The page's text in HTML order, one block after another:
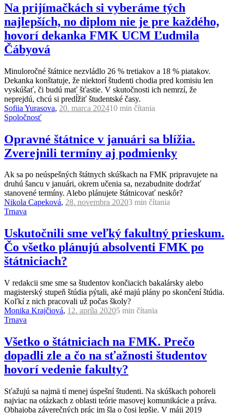
Na prijímačkách si vyberáme tých
najlepších, no diplom nie je pre každého,
hovorí dekanka FMK UCM Ľudmila
Čábyová
Minuloročné štátnice nezvládlo 26 % tretiakov a 18 % piatakov.
Dekanka konštatuje, že niektorí študenti chodia pred komisiu len
vyskúšať, či budú mať šťastie. V skutočnosti ich nemrzí, že
neprejdú, chcú si predĺžiť študentské časy.
Sofiia Yurasova, 20. marca 202410 min čítania
Spoločnosť
Opravné štátnice v januári sa blížia.
Zverejnili termíny aj podmienky
Ak sa po neúspešných štátnych skúškach na FMK pripravujete na
druhú šancu v januári, okrem učenia sa, nezabudnite dodržať
stanovené termíny. Alebo plánujete štátnicovať neskôr?
Nikola Capeková, 28. novembra 20203 min čítania
Trnava
Uskutočnili sme veľký fakultný prieskum.
Čo všetko plánujú absolventi FMK po
štátniciach?
V redakcii sme sme sa študentov končiacich bakalársky alebo
magisterský stupeň štúdia pýtali, aké majú plány po skončení štúdia.
Koľkí z nich pracovali už počas školy?
Monika Krajčiová, 12. apríla 20205 min čítania
Trnava
Všetko o štátniciach na FMK. Prečo
dopadli zle a čo na sťažnosti študentov
hovorí vedenie fakulty?
Sťažujú sa najmä tí menej úspešní študenti. Na skúškach pohoreli
najviac na otázkach z oblasti teórie masovej komunikácie a práva.
Obhajoba záverečných prác im šla o čosi lepšie. V máji 2019